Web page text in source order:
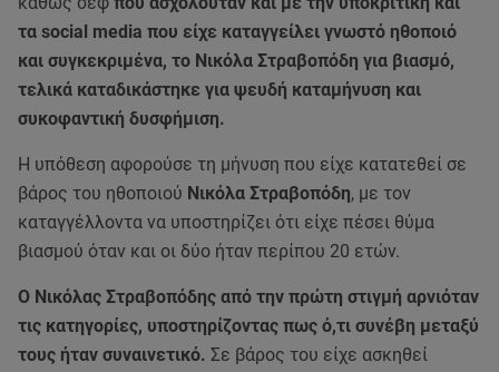
τα social media που είχε καταγγείλει γνωστό ηθοποιό
και συγκεκριμένα, το Νικόλα Στραβοπόδη για βιασμό,
τελικά καταδικάστηκε για ψευδή καταμήνυση και
συκοφαντική δυσφήμιση.
Η υπόθεση αφορούσε τη μήνυση που είχε κατατεθεί σε
βάρος του ηθοποιού Νικόλα Στραβοπόδη, με τον
καταγγέλλοντα να υποστηρίζει ότι είχε πέσει θύμα
βιασμού όταν και οι δύο ήταν περίπου 20 ετών.
Ο Νικόλας Στραβοπόδης από την πρώτη στιγμή αρνιόταν
τις κατηγορίες, υποστηρίζοντας πως ό,τι συνέβη μεταξύ
τους ήταν συναινετικό. Σε βάρος του είχε ασκηθεί